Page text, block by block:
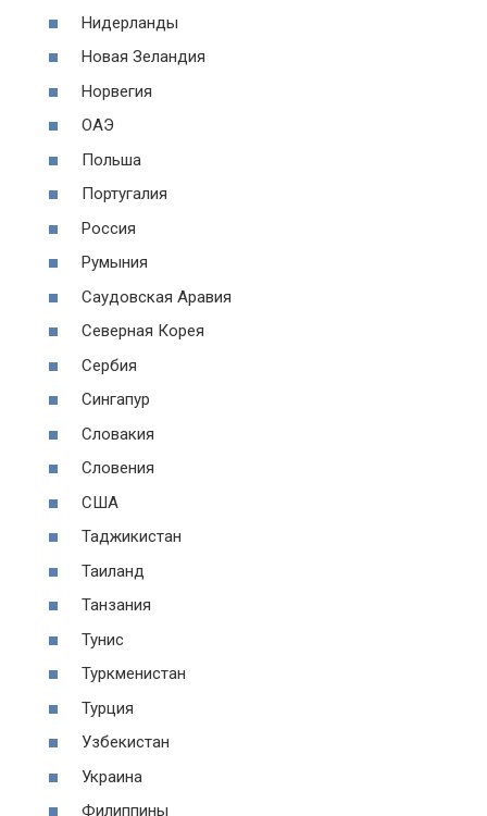
Нидерланды
Новая Зеландия
Норвегия
ОАЭ
Польша
Португалия
Россия
Румыния
Саудовская Аравия
Северная Корея
Сербия
Сингапур
Словакия
Словения
США
Таджикистан
Таиланд
Танзания
Тунис
Туркменистан
Турция
Узбекистан
Украина
Филиппины